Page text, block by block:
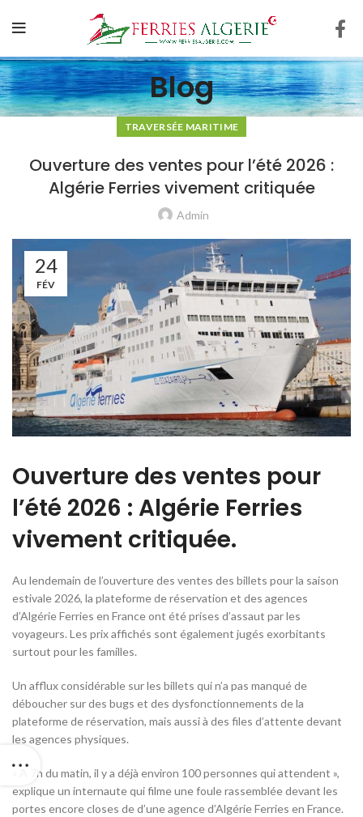
Blog
TRAVERSÉE MARITIME
Ouverture des ventes pour l’été 2026 :
Algérie Ferries vivement critiquée
Admin
24
FÉV
Ouverture des ventes pour
l’été 2026 : Algérie Ferries
vivement critiquée.
Au lendemain de l’ouverture des ventes des billets pour la saison
estivale 2026, la plateforme de réservation et des agences
d’Algérie Ferries en France ont été prises d’assaut par les
voyageurs. Les prix affichés sont également jugés exorbitants
surtout pour les familles.
Un afflux considérable sur les billets qui n’a pas manqué de
déboucher sur des bugs et des dysfonctionnements de la
plateforme de réservation, mais aussi à des files d’attente devant
les agences physiques.
« A 7h du matin, il y a déjà environ 100 personnes qui attendent »,
explique un internaute qui filme une foule rassemblée devant les
portes encore closes de d’une agence d’Algérie Ferries en France.